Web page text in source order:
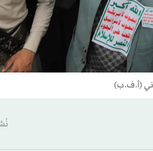
(أ.ف.ب)
نُشر: 10:49-28